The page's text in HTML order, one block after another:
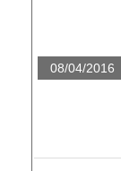
08/04/2016